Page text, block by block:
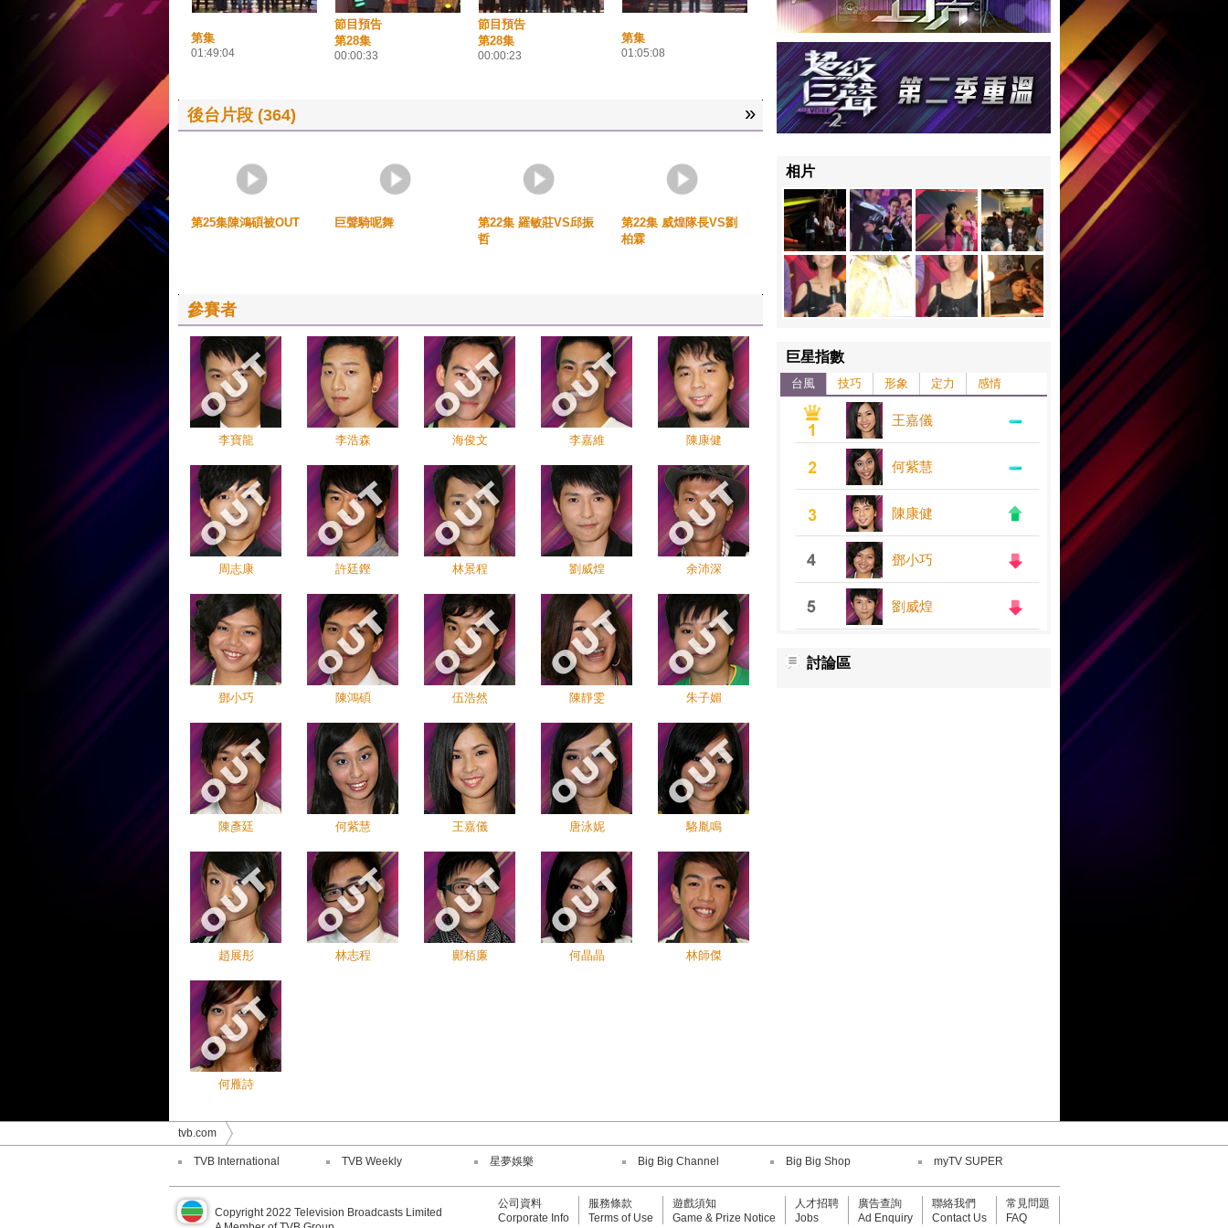
第集
01:49:04
節目預告
第28集
00:00:33
節目預告
第28集
00:00:23
第集
01:05:08
後台片段 (364) »
第25集陳鴻碩被OUT 巨聲騎呢舞
第22集 羅敏莊VS邱振
哲
第22集 威煌隊長VS劉
柏霖
參賽者
李寶龍 李浩森 海俊文 李嘉維 陳康健
周志康 許廷鏗 林景程 劉威煌 余沛深
鄧小巧 陳鴻碩 伍浩然 陳靜雯 朱子媚
陳彥廷 何紫慧 王嘉儀 唐泳妮 駱胤鳴
趙展彤 林志程 鄺栢廉 何晶晶 林師傑
何雁詩
相片
巨星指數
台風 技巧 形象 定力 感情
王嘉儀
何紫慧
陳康健
鄧小巧
劉威煌
討論區
tvb.com
TVB International TVB Weekly 星夢娛樂 Big Big Channel Big Big Shop myTV SUPER
Copyright 2022 Television Broadcasts Limited
公司資料
Corporate Info
服務條款
Terms of Use
遊戲須知
Game & Prize Notice
人才招聘
Jobs
廣告查詢
Ad Enquiry
聯絡我們
Contact Us
常見問題
FAQ